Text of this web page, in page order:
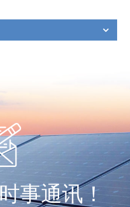
事通讯！